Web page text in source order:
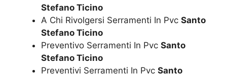
Stefano Ticino
A Chi Rivolgersi Serramenti In Pvc Santo
Stefano Ticino
Preventivo Serramenti In Pvc Santo
Stefano Ticino
Preventivi Serramenti In Pvc Santo